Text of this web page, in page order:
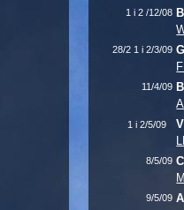
1 i 2 /12/08
28/2 1 i 2/3/09
11/4/09
1 i 2/5/09
8/5/09
9/5/09